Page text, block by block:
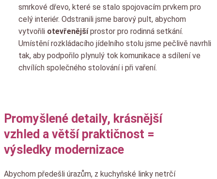
smrkové dřevo, které se stalo spojovacím prvkem pro
celý interiér. Odstranili jsme barový pult, abychom
vytvořili otevřenějšíprostor pro rodinná setkání.
Umístění rozkládacího jídelního stolu jsme pečlivě navrhli
tak, aby podpořilo plynulý tok komunikace a sdílení ve
chvílích společného stolování i při vaření.
Promyšlené detaily, krásnější
vzhled a větší praktičnost =
výsledky modernizace
Abychom předešli úrazům, z kuchyňské linky netrčí